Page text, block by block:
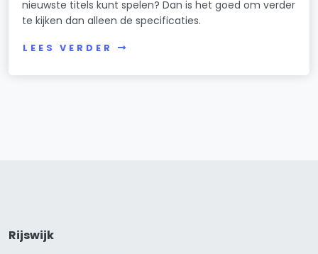
nieuwste titels kunt spelen? Dan is het goed om verder
te kijken dan alleen de specificaties.
LEES VERDER
Rijswijk